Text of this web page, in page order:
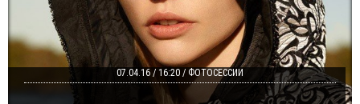
07.04.16 / 16:20 / ФОТОСЕССИИ